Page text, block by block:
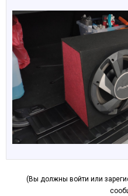
(Вы должны войти или